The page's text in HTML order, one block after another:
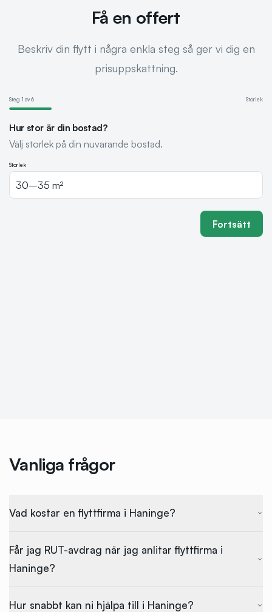
Få en offert
Beskriv din flytt i några enkla steg så ger vi dig en
prisuppskattning.
Steg 1 av6 Storlek
Hur stor är din bostad?
Välj storlek på din nuvarande bostad.
Storlek
Fortsätt
Vanliga frågor
Vad kostar en flyttfirma i Haninge?
Får jag RUT-avdrag när jag anlitar flyttfirma i
Haninge?
Hur snabbt kan ni hjälpa till i Haninge?